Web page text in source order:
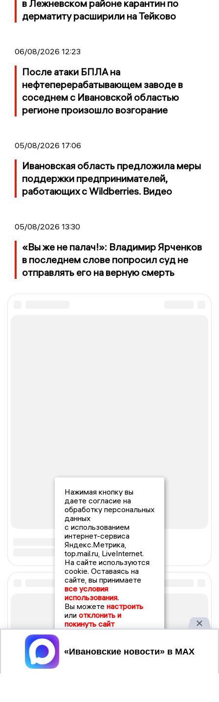
в Лежневском районе карантин по
дерматиту расширили на Тейково
06/08/2026 12:23
После атаки БПЛА на
нефтеперерабатывающем заводе в
соседнем с Ивановской областью
регионе произошло возгорание
05/08/2026 17:06
Ивановская область предложила меры
поддержки предпринимателей,
работающих с Wildberries. Видео
05/08/2026 13:30
«Вы же не палач!»: Владимир Ярченков
в последнем слове попросил суд не
отправлять его на верную смерть
Нажимая кнопку вы
даете согласие на
обработку персональных
данных
с использованием
интернет-сервиса
Яндекс.Метрика,
top.mail.ru, LiveInternet.
На сайте используются
cookie. Оставаясь на
сайте, вы принимаете
все условия
использования.
Вы можете настроить
или отклонить и
покинуть сайт
Принять